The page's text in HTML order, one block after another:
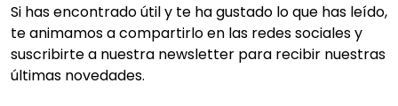
Si has encontrado útil y te ha gustado lo que has leído,
te animamos a compartirlo en las redes sociales y
suscribirte a nuestra newsletter para recibir nuestras
últimas novedades.